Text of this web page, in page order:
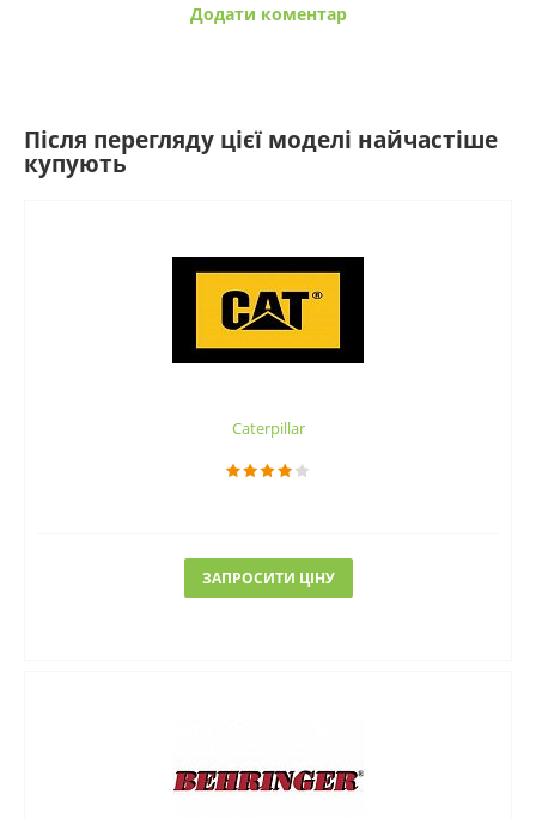
Додати коментар
Після перегляду цієї моделі найчастіше
купують
Caterpillar
ЗАПРОСИТИ ЦІНУ